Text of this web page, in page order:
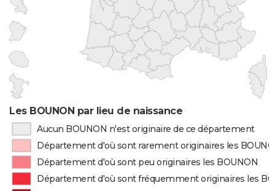
Les BOUNON par lieu de naissance
Aucun BOUNON n'est originaire de ce département
Département d'où sont rarement originaires les
Département d'où sont peu originaires les BOUNON
Département d'où sont fréquemment originaires les